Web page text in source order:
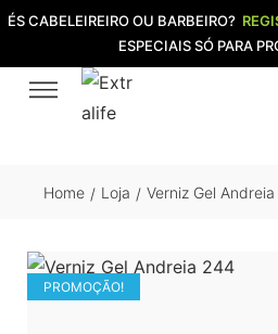
ÉS CABELEIREIRO OU BARBEIRO?
ESPECIAIS SÓ PARA
Home / Loja / Verniz Gel
PROMOÇÃO!